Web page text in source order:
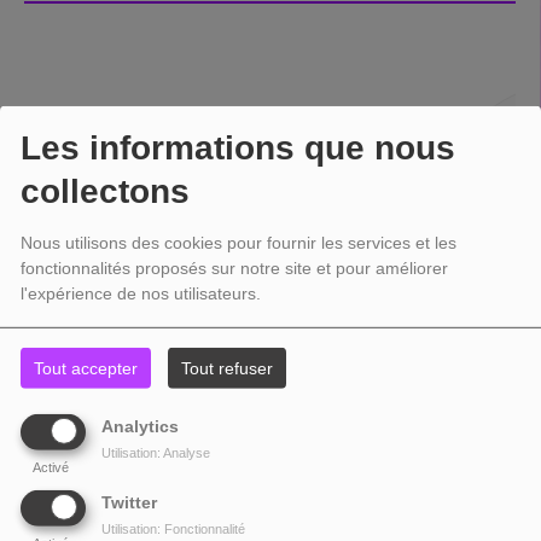
Les informations que nous
collectons
Nous utilisons des cookies pour fournir les services et les
fonctionnalités proposés sur notre site et pour améliorer
l'expérience de nos utilisateurs.
Tout accepter Tout refuser
Analytics
Activé
Utilisation: Analyse
Twitter
Utilisation: Fonctionnalité